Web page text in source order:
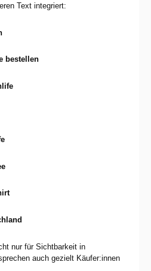
Text integriert:
bestellen
nur für Sichtbarkeit in
auch gezielt Käufer:innen